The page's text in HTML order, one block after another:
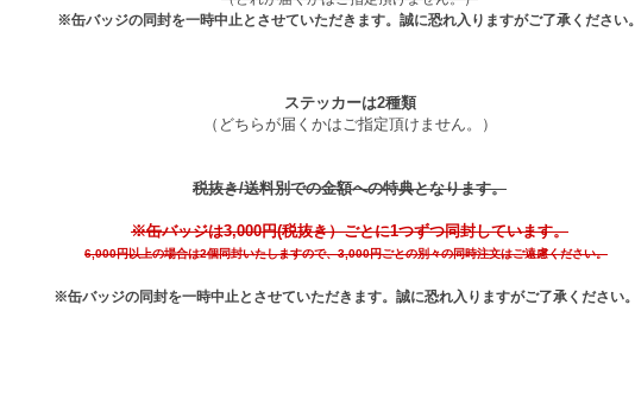
※缶バッジの同封を一時中止とさせていただきます。誠に恐れ入りますがご了承ください。
ステッカーは2種類
（どちらが届くかはご指定頂けません。）
税抜き/送料別での金額への特典となります。
※缶バッジは3,000円(税抜き）ごとに1つずつ同封しています。
6,000円以上の場合は2個同封いたしますので、3,000円ごとの別々の同時注文はご遠慮ください。
※缶バッジの同封を一時中止とさせていただきます。誠に恐れ入りますがご了承ください。